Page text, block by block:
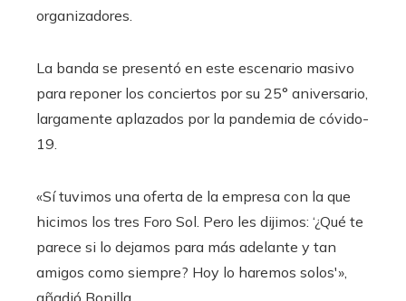
organizadores.
La banda se presentó en este escenario masivo
para reponer los conciertos por su 25° aniversario,
largamente aplazados por la pandemia de cóvido-
19.
«Sí tuvimos una oferta de la empresa con la que
hicimos los tres Foro Sol. Pero les dijimos: ‘¿Qué te
parece si lo dejamos para más adelante y tan
amigos como siempre? Hoy lo haremos solos'»,
añadió Bonilla.